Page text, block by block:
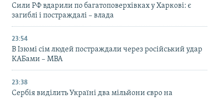
Сили РФ вдарили по багатоповерхівках у Харкові: є
загиблі і постраждалі – влада
23:54
В Ізюмі сім людей постраждали через російський удар
КАБами – МВА
23:38
Сербія виділить Україні два мільйони євро на